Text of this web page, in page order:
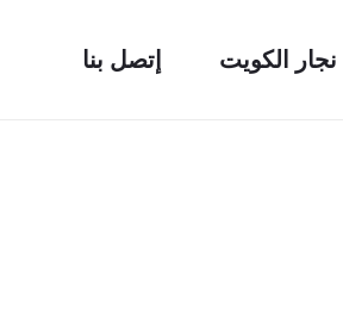
نجار الكويت إتصل بنا